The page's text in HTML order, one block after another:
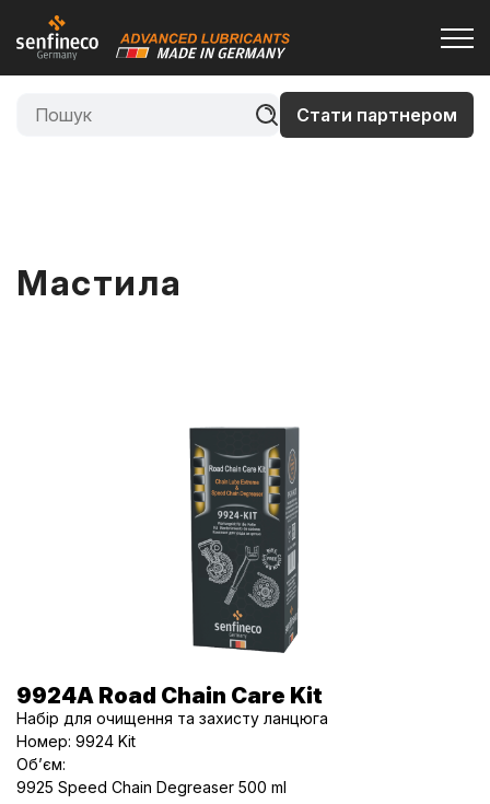
Стати партнером
Мастила
9924A Road Chain Care Kit
Набір для очищення та захисту ланцюга
Номер: 9924 Kit
Об’єм:
9925 Speed Chain Degreaser 500 ml